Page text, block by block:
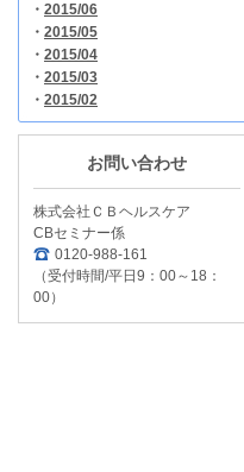
・ 2015/06
・ 2015/05
・ 2015/04
・ 2015/03
・ 2015/02
お問い合わせ
株式会社ＣＢヘルスケア
CBセミナー係
0120-988-161
（受付時間/平日9：00～18：
00）